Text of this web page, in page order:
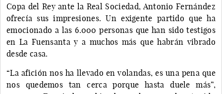
Copa del Rey ante la Real Sociedad, Antonio Fernández
ofrecía sus impresiones. Un exigente partido que ha
emocionado a las 6.000 personas que han sido testigos
en La Fuensanta y a muchos más que habrán vibrado
desde casa.
“La afición nos ha llevado en volandas, es una pena que
nos quedemos tan cerca porque hasta duele más”,